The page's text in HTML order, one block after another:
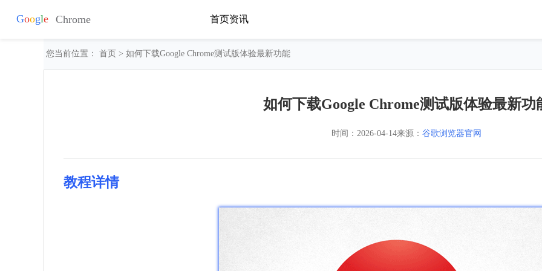
首页资讯
您当前位置： 首页 > 如何下载Google Chrome测试版体验最新功能
如何下载Google Chrome测试版体验最新功
时间： 2026-04-14来源： 谷歌浏览器官网
教程详情